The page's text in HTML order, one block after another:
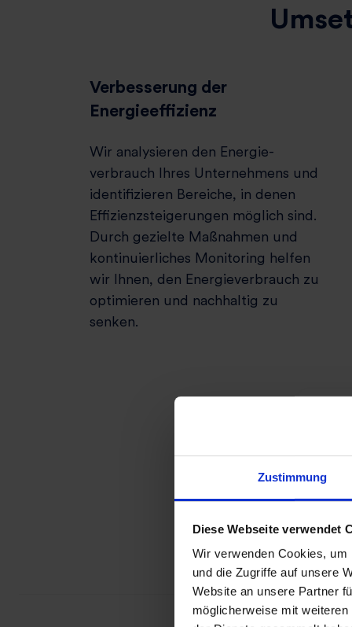
Zustimmung
Diese Webseite verwendet
Wir verwenden Cookies,
und die Zugriffe auf unsere
Website an unsere Partner
möglicherweise mit
Verbesserung der
Energieeffizienz
Wir analysieren den Energie­
verbrauch Ihres Unternehmens und
identifizieren Bereiche, in denen
Effizienz­steigerungen möglich sind.
Durch gezielte Maßnahmen und
kontinuierliches Monitoring helfen
wir Ihnen, den Energieverbrauch zu
optimieren und nachhaltig zu
senken.